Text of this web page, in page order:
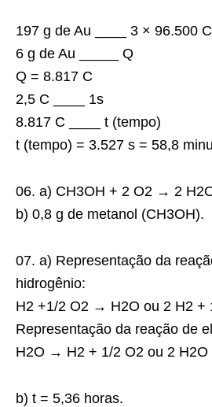
197 g de Au ____ 3 × 96.500 C
6 g de Au _____ Q
Q = 8.817 C
2,5 C ____ 1s
8.817 C ____ t (tempo)
t (tempo) = 3.527 s = 58,8
06. a) CH3OH + 2 O2 → 2
b) 0,8 g de metanol (CH3OH).
07. a) Representação da
hidrogênio:
H2 +1/2 O2 → H2O ou 2 H2
Representação da reação de
H2O → H2 + 1/2 O2 ou 2
b) t = 5,36 horas.